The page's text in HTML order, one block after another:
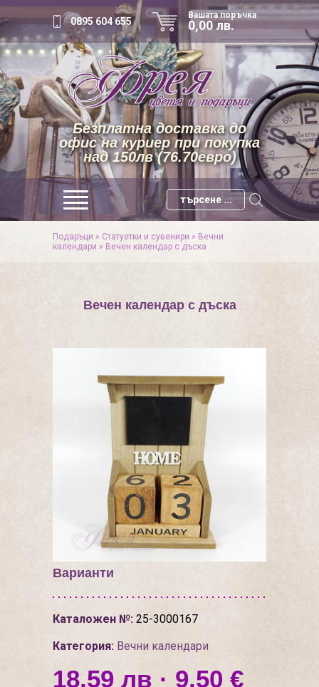
0895 604 655
Вашата поръчка
0,00 лв.
Безплатна доставка до
офис на куриер при покупка
над 150лв (76.70евро)
Подаръци » Статуетки и сувенири » Вечни
календари » Вечен календар с дъска
Вечен календар с дъска
Варианти
Каталожен №: 25-3000167
Категория: Вечни календари
18,59 лв · 9,50 €